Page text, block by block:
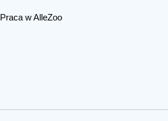
Praca w AlleZoo